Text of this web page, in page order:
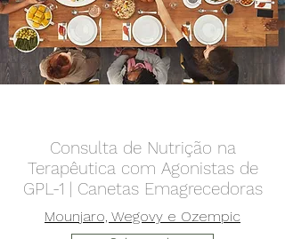
Consulta de Nutrição na
Terapêutica com Agonistas de
GPL-1 | Canetas Emagrecedoras
Mounjaro, Wegovy e Ozempic